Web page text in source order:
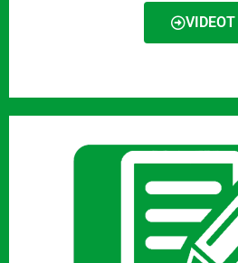
VIDEOT